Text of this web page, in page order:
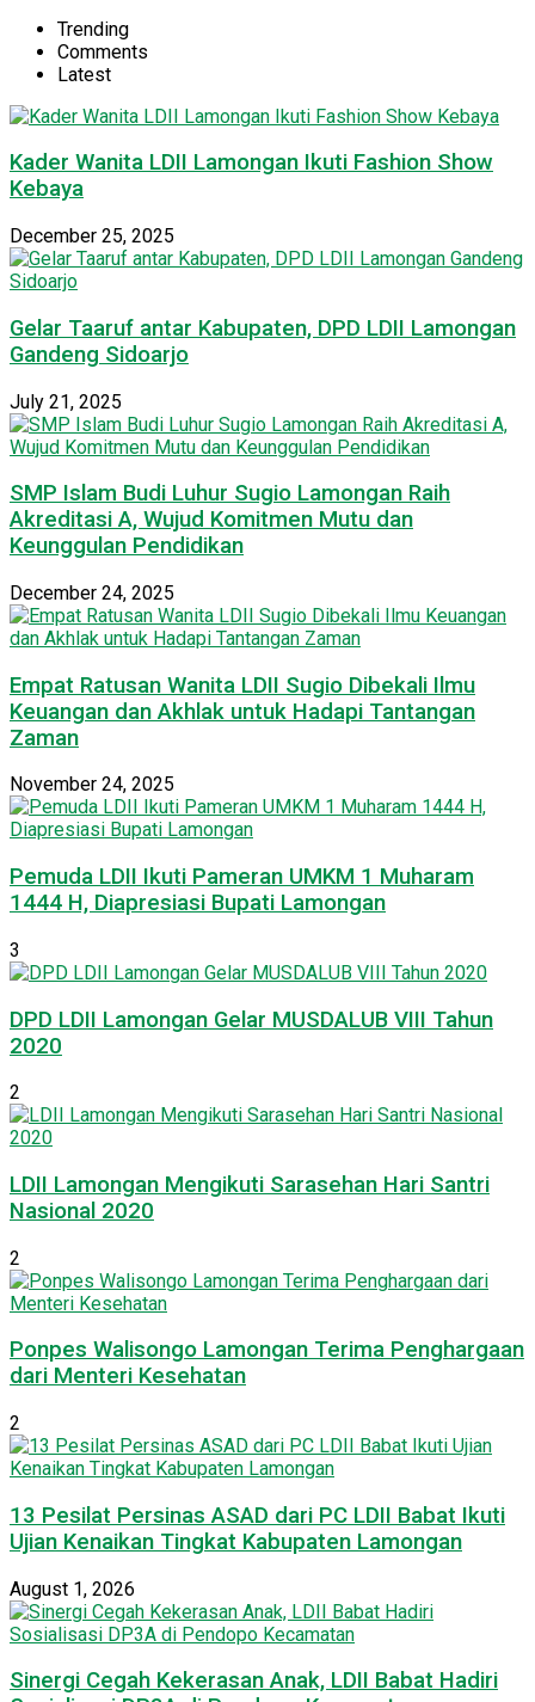
Trending
Comments
Latest
Kader Wanita LDII Lamongan Ikuti Fashion Show
Kebaya
December 25, 2025
Gelar Taaruf antar Kabupaten, DPD LDII Lamongan
Gandeng Sidoarjo
July 21, 2025
SMP Islam Budi Luhur Sugio Lamongan Raih
Akreditasi A, Wujud Komitmen Mutu dan
Keunggulan Pendidikan
December 24, 2025
Empat Ratusan Wanita LDII Sugio Dibekali Ilmu
Keuangan dan Akhlak untuk Hadapi Tantangan
Zaman
November 24, 2025
Pemuda LDII Ikuti Pameran UMKM 1 Muharam
1444 H, Diapresiasi Bupati Lamongan
3
DPD LDII Lamongan Gelar MUSDALUB VIII Tahun
2020
2
LDII Lamongan Mengikuti Sarasehan Hari Santri
Nasional 2020
2
Ponpes Walisongo Lamongan Terima Penghargaan
dari Menteri Kesehatan
2
13 Pesilat Persinas ASAD dari PC LDII Babat Ikuti
Ujian Kenaikan Tingkat Kabupaten Lamongan
August 1, 2026
Sinergi Cegah Kekerasan Anak, LDII Babat Hadiri